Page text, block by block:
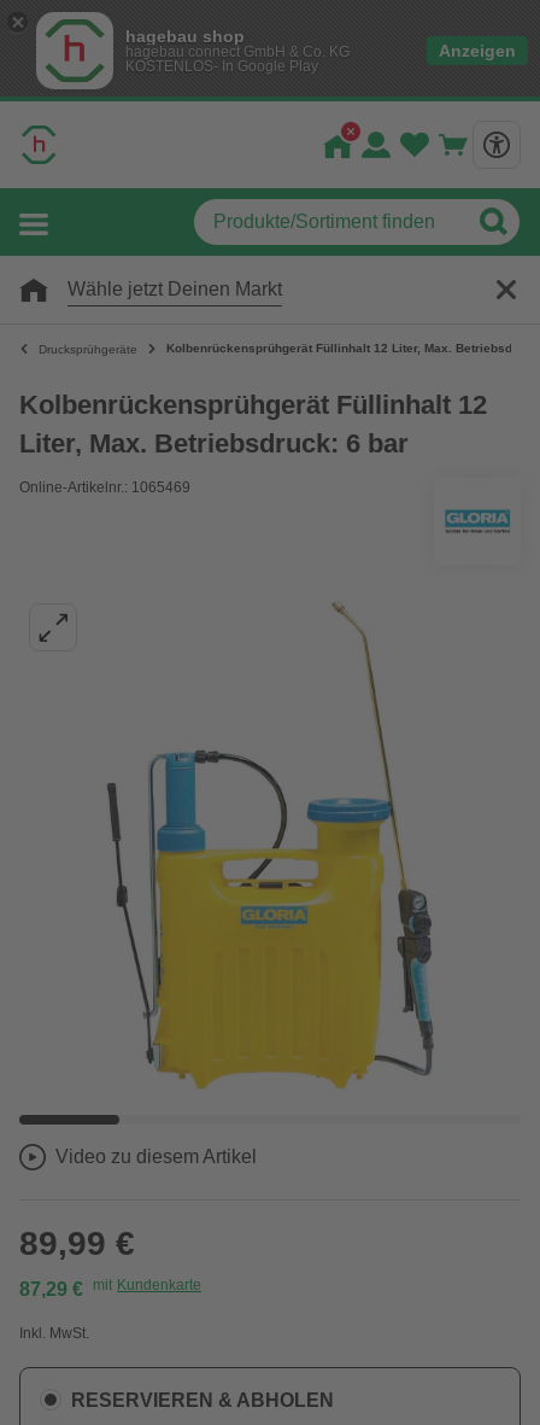
hagebau shop
hagebau connect GmbH & Co. KG
KOSTENLOS- In Google Play
Anzeigen
Wähle jetzt Deinen Markt
Drucksprühgeräte Kolbenrückensprühgerät Füllinhalt 12 Liter, Max.
Kolbenrückensprühgerät Füllinhalt 12
Liter, Max. Betriebsdruck: 6 bar
Online-Artikelnr.: 1065469
Video zu diesem Artikel
89,99 €
87,29 € mit Kundenkarte
Inkl. MwSt.
RESERVIEREN & ABHOLEN